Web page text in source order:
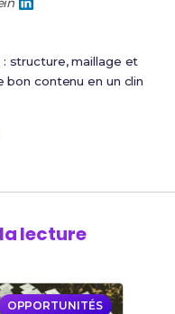
: structure, maillage et
contenu en un clin
la lecture
OPPORTUNITÉS